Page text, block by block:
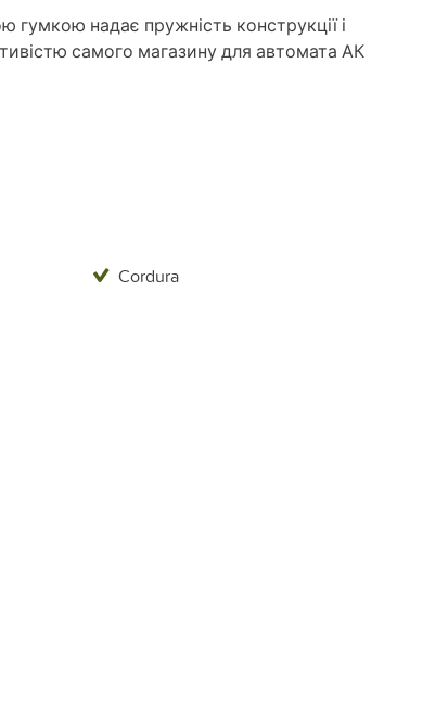
гумкою надає пружність конструкції і
самого магазину для автомата АК
Cordura